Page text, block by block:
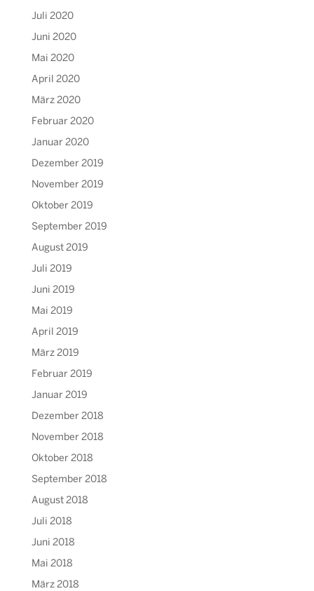
Juli 2020
Juni 2020
Mai 2020
April 2020
März 2020
Februar 2020
Januar 2020
Dezember 2019
November 2019
Oktober 2019
September 2019
August 2019
Juli 2019
Juni 2019
Mai 2019
April 2019
März 2019
Februar 2019
Januar 2019
Dezember 2018
November 2018
Oktober 2018
September 2018
August 2018
Juli 2018
Juni 2018
Mai 2018
März 2018